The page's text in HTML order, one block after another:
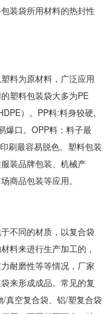
装袋所用材料的热封性
料为原材料，广泛应用
塑料包装袋大多为PE
）。PP料:料身较硬,
爆口。OPP料：料子最
刷最容易脱色。塑料包装
装品牌包装、机械产
商品包装等应用。
不同的材质，以复合袋
料来进行生产加工的，
耐磨性等等情况，厂家
来形成成品。常见的复
真空复合袋、铝/塑复合袋